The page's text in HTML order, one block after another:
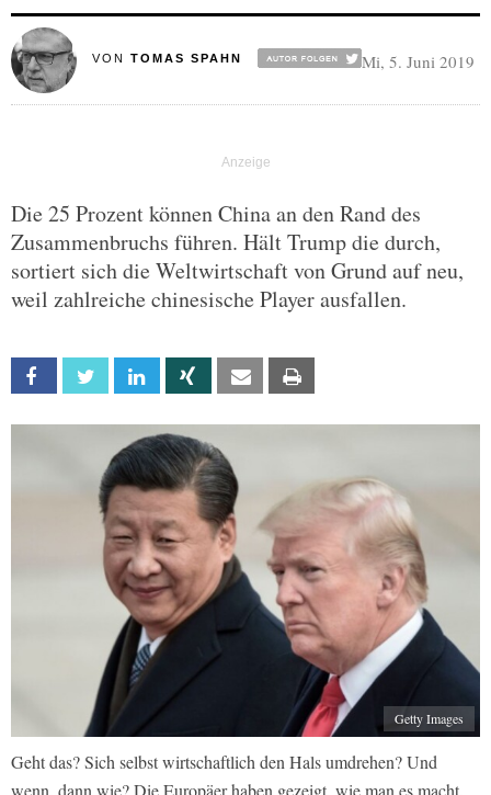
VON TOMAS SPAHN Mi, 5. Juni 2019
Die 25 Prozent können China an den Rand des
Zusammenbruchs führen. Hält Trump die durch,
sortiert sich die Weltwirtschaft von Grund auf neu,
weil zahlreiche chinesische Player ausfallen.
Facebook Twitter Linkedin Xing Email
Getty Images
Geht das? Sich selbst wirtschaftlich den Hals umdrehen? Und